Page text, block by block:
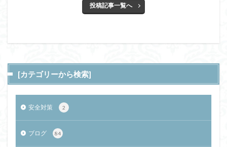
投稿記事一覧へ
[カテゴリーから検索]
安全対策 2
ブログ 84